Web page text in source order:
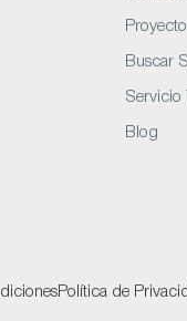
Buscar
Servicio
Blog
Política de